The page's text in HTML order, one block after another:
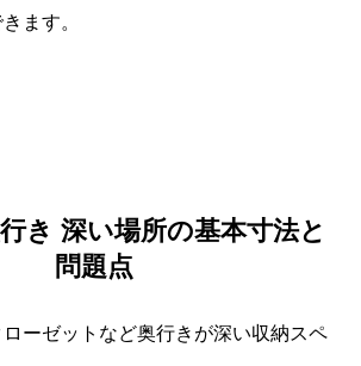
ます。
き 深い場所の基本寸法と
問題点
ーゼットなど奥行きが深い収納スペ